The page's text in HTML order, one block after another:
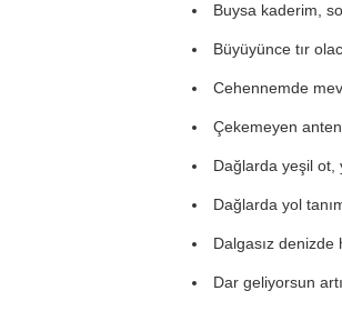
Buysa kaderim,
Büyüyünce tır
Cehennemde
Çekemeyen anten
Dağlarda yeşil ot,
Dağlarda yol
Dalgasız denizde
Dar geliyorsun